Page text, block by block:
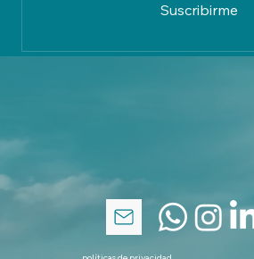
Suscribirme